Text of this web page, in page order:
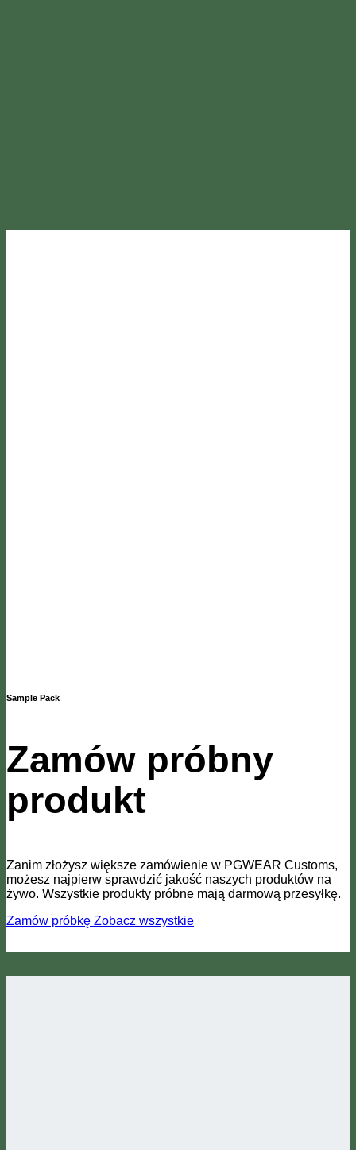
Sample Pack
Zamów próbny
produkt
Zanim złożysz większe zamówienie w PGWEAR Customs,
możesz najpierw sprawdzić jakość naszych produktów na
żywo. Wszystkie produkty próbne mają darmową przesyłkę.
Zamów próbkę Zobacz wszystkie